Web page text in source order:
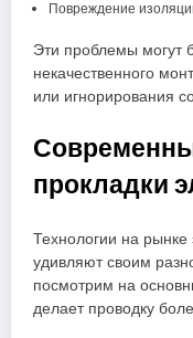
Повреждение
Эти проблемы могут
некачественного
или игнорирования
прокладки
Технологии на рынке
удивляют своим
посмотрим на
делает проводку